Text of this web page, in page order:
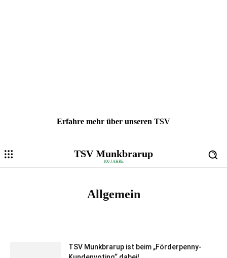
Erfahre mehr über unseren TSV
TSV Munkbrarup
100 JAHRE
Allgemein
TSV Munkbrarup ist beim „Förderpenny-